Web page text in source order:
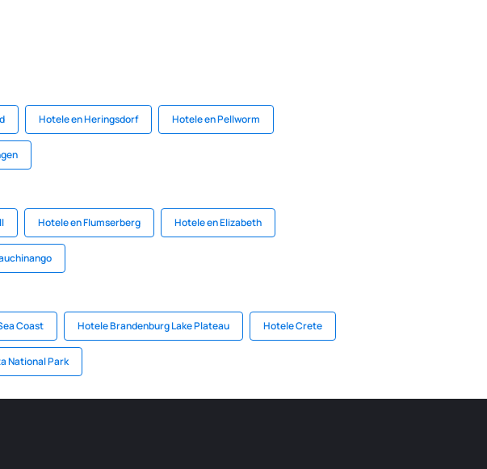
Hotele en Heringsdorf Hotele en Pellworm
Hotele en Flumserberg Hotele en Elizabeth
Coast Hotele Brandenburg Lake Plateau Hotele Crete
National Park